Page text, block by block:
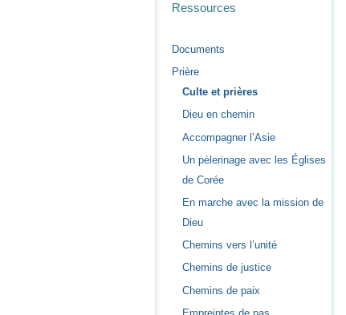
Ressources
Documents
Prière
Culte et prières
Dieu en chemin
Accompagner l’Asie
Un pèlerinage avec les Églises
de Corée
En marche avec la mission de
Dieu
Chemins vers l’unité
Chemins de justice
Chemins de paix